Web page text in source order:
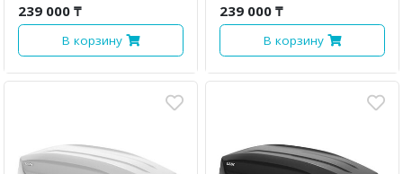
239 000 ₸
В корзину
239 000 ₸
В корзину